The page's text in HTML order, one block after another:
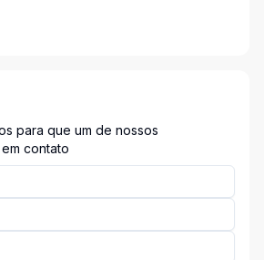
para que um de nossos
contato